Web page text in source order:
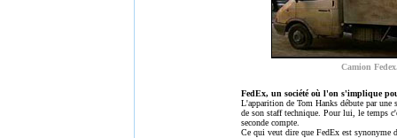
Camion
FedEx, un société où l'on s'implique
L'apparition de Tom Hanks débute par une
de son staff technique. Pour lui, le temps
seconde compte.
Ce qui veut dire que FedEx est synonyme